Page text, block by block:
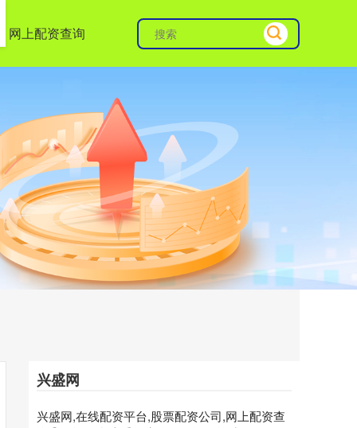
网上配资查询
兴盛网
兴盛网,在线配资平台,股票配资公司,网上配资查